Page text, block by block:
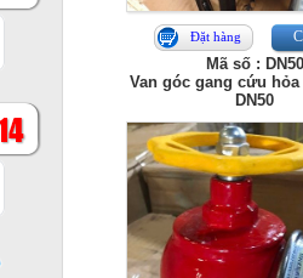
Đặt hàng
Mã số : DN50
Van góc gang cứu hỏa
DN50